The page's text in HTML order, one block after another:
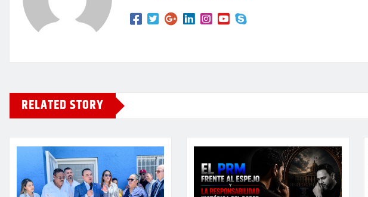
RELATED STORY